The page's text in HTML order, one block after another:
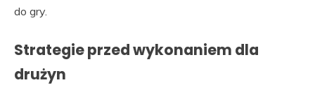
do gry.
Strategie przed wykonaniem dla
drużyn